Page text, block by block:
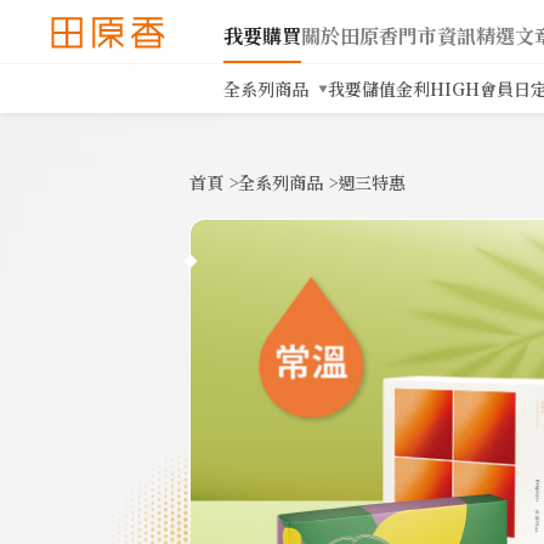
我要購買關於田原香門市資訊精選文
全系列商品 我要儲值金利HIGH會員日
首頁 >全系列商品 >週三特惠